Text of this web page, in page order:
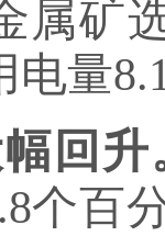
属矿
电量
回升
个百